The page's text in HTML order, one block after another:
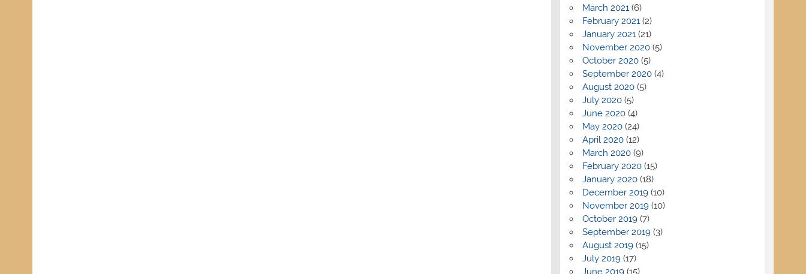
March 2021(6)
February 2021(2)
January 2021(21)
November 2020(5)
October 2020(5)
September 2020(4)
August 2020(5)
July 2020(5)
June 2020(4)
May 2020(24)
April 2020(12)
March 2020(9)
February 2020(15)
January 2020(18)
December 2019(10)
November 2019(10)
October 2019(7)
September 2019(3)
August 2019(15)
July 2019(17)
June 2019(15)